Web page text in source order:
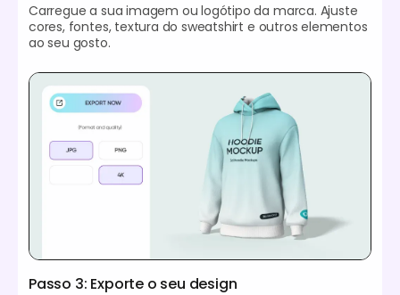
Carregue a sua imagem ou logótipo da marca. Ajuste
cores, fontes, textura do sweatshirt e outros elementos
ao seu gosto.
Passo 3: Exporte o seu design